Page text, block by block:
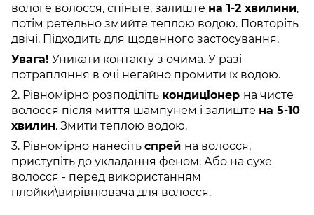
вологе волосся, спіньте, залиште на 1-2 хвилини,
потім ретельно змийте теплою водою. Повторіть
двічі. Підходить для щоденного застосування.
Увага! Уникати контакту з очима. У разі
потрапляння в очі негайно промити їх водою.
2. Рівномірно розподіліть кондиціонер на чисте
волосся після миття шампунем і залиште на 5-10
хвилин. Змити теплою водою.
3. Рівномірно нанесіть спрей на волосся,
приступіть до укладання феном. Або на сухе
волосся - перед використанням
плойки\вирівнювача для волосся.